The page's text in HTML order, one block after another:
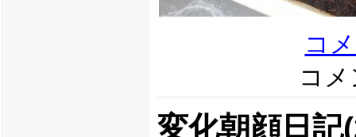
コ
コ
変化朝顔日記